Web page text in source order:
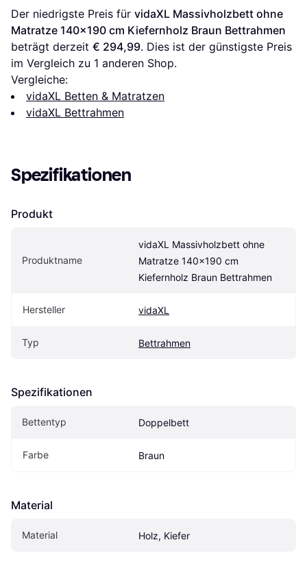
Der niedrigste Preis für vidaXL Massivholzbett ohne
Matratze 140x190 cm Kiefernholz Braun Bettrahmen
beträgt derzeit € 294,99. Dies ist der günstigste Preis
im Vergleich zu 1 anderen Shop.
Vergleiche:
vidaXL Betten & Matratzen
vidaXL Bettrahmen
Spezifikationen
Produkt
Produktname
vidaXL Massivholzbett ohne
Matratze 140x190 cm
Kiefernholz Braun Bettrahmen
Hersteller vidaXL
Typ Bettrahmen
Spezifikationen
Bettentyp Doppelbett
Farbe Braun
Material
Material Holz, Kiefer